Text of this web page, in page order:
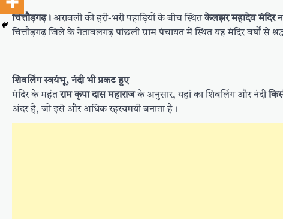
चित्तौड़गढ़। अरावली की हरी-भरी पहाड़ियों के बीच स्थितकेलझर महादेव मंदिरन
चित्तौड़गढ़ जिले के नेतावलगढ़ पांछली ग्राम पंचायत में स्थित यह मंदिर वर्षों से
शिवलिंग स्वयंभू, नंदी भी प्रकट हुए
मंदिर के महंतराम कृपा दास महाराजके अनुसार, यहां का शिवलिंग और नंदी
अंदर है, जो इसे और अधिक रहस्यमयी बनाता है।